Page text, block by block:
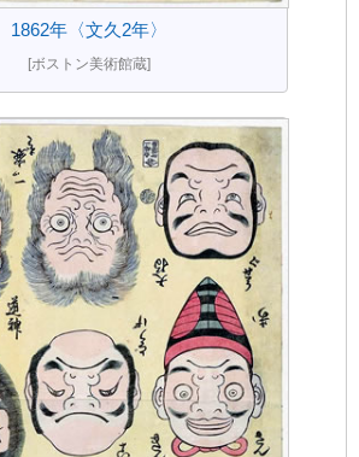
1862年〈文久2年〉
[ボストン美術館蔵]